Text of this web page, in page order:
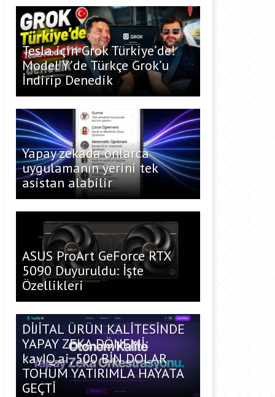
Tesla için Grok Türkiye’de!
Model Y’de Türkçe Grok’u
İndirip Denedik
Yapay zekada onlarca
uygulamanın yerini tek
asistan alabilir
ASUS ProArt GeForce RTX
5090 Duyuruldu: İşte
Özellikleri
DİJİTAL ÜRÜN KALİTESİNDE
YAPAY ZEKA DÖNEMİ:
kayIQ.ai, 500 BİN DOLAR
TOHUM YATIRIMLA HAYATA
GEÇTİ